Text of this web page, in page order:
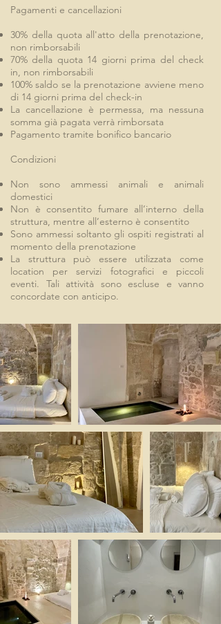
Pagamenti e cancellazioni
30% della quota all'atto della prenotazione,
non rimborsabili
70% della quota 14 giorni prima del check
in, non rimborsabili
100% saldo se la prenotazione avviene meno
di 14 giorni prima del check-in
La cancellazione è permessa, ma nessuna
somma già pagata verrà rimborsata
Pagamento tramite bonifico bancario
Condizioni
Non sono ammessi animali e animali
domestici
Non è consentito fumare all’interno della
struttura, mentre all’esterno è consentito
Sono ammessi soltanto gli ospiti registrati al
momento della prenotazione
La struttura può essere utilizzata come
location per servizi fotografici e piccoli
eventi. Tali attività sono escluse e vanno
concordate con anticipo.